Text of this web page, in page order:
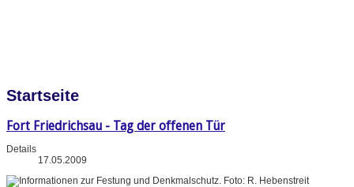
Startseite
Fort Friedrichsau - Tag der offenen Tür
Details
17.05.2009